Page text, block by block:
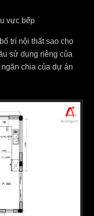
vực bếp
trí nội thất sao cho
sử dụng riêng của
chia của dự án